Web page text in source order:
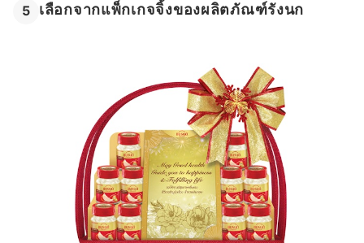
5 เลือกจากแพ็กเกจจิ้งของผลิตภัณฑ์รังนก